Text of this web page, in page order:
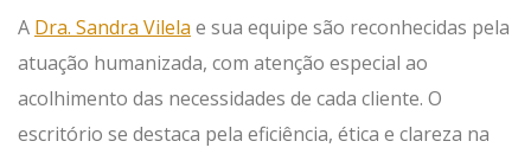
A Dra. Sandra Vilela e sua equipe são reconhecidas pela
atuação humanizada, com atenção especial ao
acolhimento das necessidades de cada cliente. O
escritório se destaca pela eficiência, ética e clareza na